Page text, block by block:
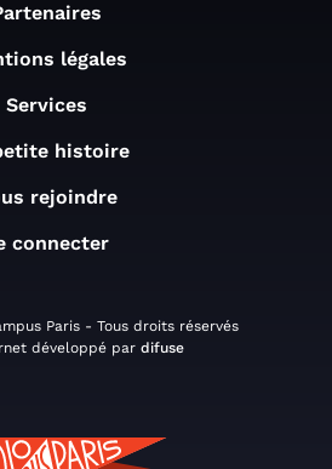
légales
Services
histoire
rejoindre
connecter
Paris - Tous droits réservés
développé par difuse